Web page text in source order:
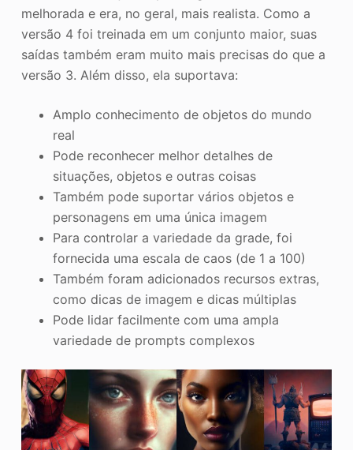
melhorada e era, no geral, mais realista. Como a
versão 4 foi treinada em um conjunto maior, suas
saídas também eram muito mais precisas do que a
versão 3. Além disso, ela suportava:
Amplo conhecimento de objetos do mundo
real
Pode reconhecer melhor detalhes de
situações, objetos e outras coisas
Também pode suportar vários objetos e
personagens em uma única imagem
Para controlar a variedade da grade, foi
fornecida uma escala de caos (de 1 a 100)
Também foram adicionados recursos extras,
como dicas de imagem e dicas múltiplas
Pode lidar facilmente com uma ampla
variedade de prompts complexos